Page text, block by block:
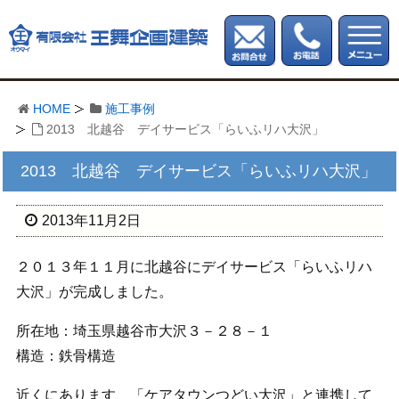
HOME
施工事例
2013 北越谷 デイサービス「らいふリハ大沢」
2013 北越谷 デイサービス「らいふリハ大沢」
2013年11月2日
２０１３年１１月に北越谷にデイサービス「らいふリハ
大沢」が完成しました。
所在地：埼玉県越谷市大沢３－２８－１
構造：鉄骨構造
近くにあります、「ケアタウンつどい大沢」と連携して